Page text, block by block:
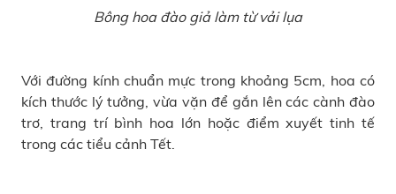
Bông hoa đào giả làm từ vải lụa
Với đường kính chuẩn mực trong khoảng 5cm, hoa có
kích thước lý tưởng, vừa vặn để gắn lên các cành đào
trơ, trang trí bình hoa lớn hoặc điểm xuyết tinh tế
trong các tiểu cảnh Tết.